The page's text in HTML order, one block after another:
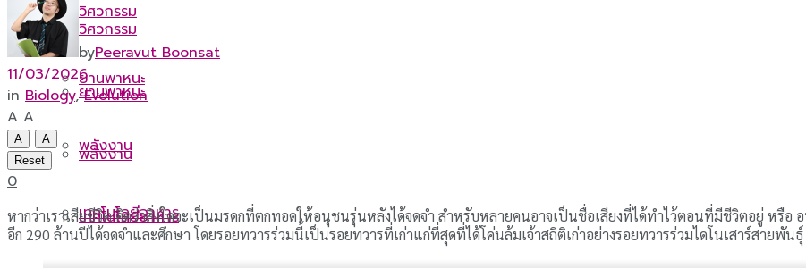
วิศวกรรม
ยานพาหนะ
พลังงาน
เทคโนโลยีอาหาร
วิศวกรรม
ยานพาหนะ
พลังงาน
เทคโนโลยีอาหาร
byPeeravut Boonsat
11/03/2026
in Biology,Evolution
A A
A
A
Reset
0
หากว่าเราเสียชีวิต คิดว่าสิ่งใดจะเป็นมรดกที่ตกทอดให้อนุชนรุ่นหลังได้จดจำ สำหรับหลายคนอาจเป็นชื่อเสียงที่ได้ทำไว้ตอนที่มีชีวิตอยู่ หรือ
อีก 290 ล้านปีได้จดจำและศึกษา โดยรอยทวารร่วมนี้เป็นรอยทวารที่เก่าแก่ที่สุดที่ได้โค่นล้มเจ้าสถิติเก่าอย่างรอยทวารร่วมไดโนเสาร์สายพั